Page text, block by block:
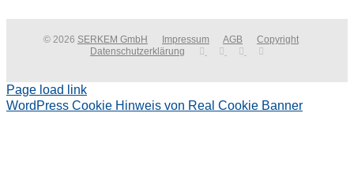
© 2026 SERKEM GmbH Impressum AGB
Copyright
Datenschutzerklärung
Page load link
WordPress Cookie Hinweis von Real Cookie Banner